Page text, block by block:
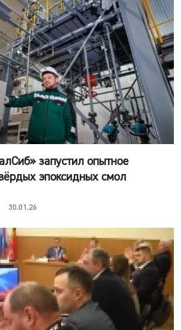
запустил опытное
эпоксидных смол
30.01.26